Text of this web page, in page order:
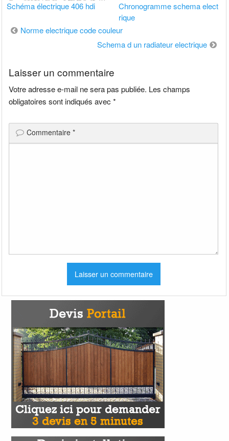
Schéma électrique 406 hdi
Chronogramme schema elect
rique
Navigation
Norme electrique code couleur
Schema d un radiateur electrique
Laisser un commentaire
Votre adresse e-mail ne sera pas publiée. Les champs
obligatoires sont indiqués avec*
Commentaire*